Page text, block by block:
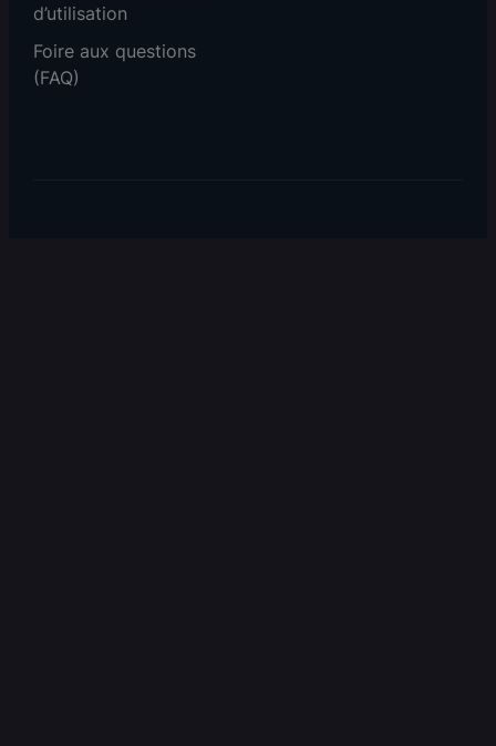
d’utilisation
Foire aux questions
(FAQ)